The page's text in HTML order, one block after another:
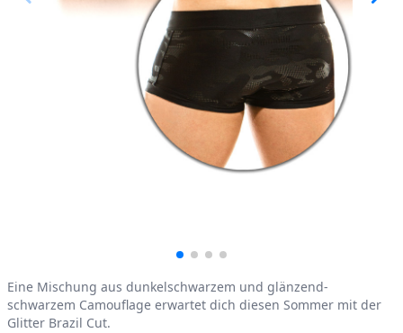
Product information
Eine Mischung aus dunkelschwarzem und glänzend-
schwarzem Camouflage erwartet dich diesen Sommer mit der
Glitter Brazil Cut.